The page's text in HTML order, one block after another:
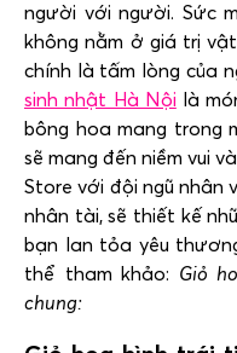
người với người. Sức
không nằm ở giá trị
chính là tấm lòng của
sinh nhật Hà Nội là
bông hoa mang trong
sẽ mang đến niềm vui
Store với đội ngũ nhân
nhân tài, sẽ thiết kế
bạn lan tỏa yêu
thể tham khảo: Giỏ
chung: